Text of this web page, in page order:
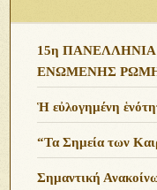
15η
ΕΝΩΜΕΝΗΣ
Ἡ εὐλογημένη
“Τα Σημεία των
Σημαντική